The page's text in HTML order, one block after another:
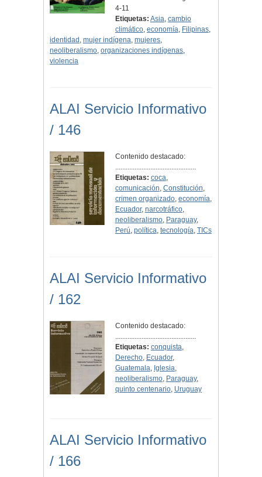
4-11
Etiquetas: Asia, cambio
climático, economía, Filipinas,
identidad , mujer indígena, mujeres,
neoliberalismo, organizaciones indígenas,
violencia
ALAI Servicio Informativo
/ 146
Contenido destacado:
..............................................
Etiquetas: coca,
comunicación, Constitución,
crimen organizado, economía,
Ecuador, narcotráfico,
neoliberalismo, Paraguay,
Perú, política, tecnología, TICs
ALAI Servicio Informativo
/ 162
Contenido destacado:
..............................................
Etiquetas: conquista,
Derecho, Ecuador,
Guatemala, Iglesia,
neoliberalismo, Paraguay,
quinto centenario, Uruguay
ALAI Servicio Informativo
/ 166